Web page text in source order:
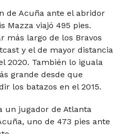
de Acuña ante el abridor
Mazza viajó 495 pies.
más largo de los Bravos
y el de mayor distancia
2020. También lo iguala
grande desde que
los batazos en el 2015.
un jugador de Atlanta
uno de 473 pies ante